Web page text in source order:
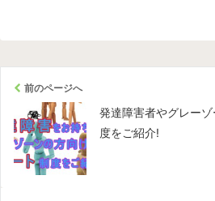
前のページへ
発達障害者やグレー
度をご紹介!